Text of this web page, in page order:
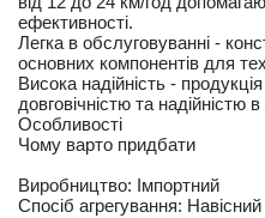
ефективності.
Легка в обслуговуванні -
основних компонентів для
Висока надійність -
довговічністю та надійністю
Особливості
Чому варто придбати
Виробництво: Імпортний
Спосіб агрегування: Навісний